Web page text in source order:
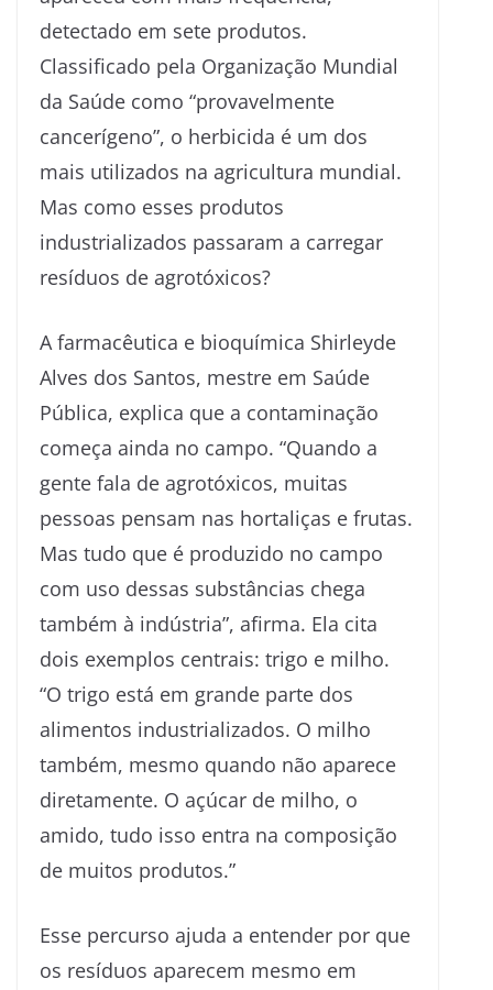
detectado em sete produtos.
Classificado pela Organização Mundial
da Saúde como “provavelmente
cancerígeno”, o herbicida é um dos
mais utilizados na agricultura mundial.
Mas como esses produtos
industrializados passaram a carregar
resíduos de agrotóxicos?
A farmacêutica e bioquímica Shirleyde
Alves dos Santos, mestre em Saúde
Pública, explica que a contaminação
começa ainda no campo. “Quando a
gente fala de agrotóxicos, muitas
pessoas pensam nas hortaliças e frutas.
Mas tudo que é produzido no campo
com uso dessas substâncias chega
também à indústria”, afirma. Ela cita
dois exemplos centrais: trigo e milho.
“O trigo está em grande parte dos
alimentos industrializados. O milho
também, mesmo quando não aparece
diretamente. O açúcar de milho, o
amido, tudo isso entra na composição
de muitos produtos.”
Esse percurso ajuda a entender por que
os resíduos aparecem mesmo em